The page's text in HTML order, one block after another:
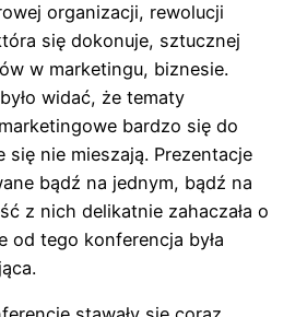
organizacji, rewolucji
się dokonuje, sztucznej
w marketingu, biznesie.
widać, że tematy
bardzo się do
się nie mieszają. Prezentacje
bądź na jednym, bądź na
z nich delikatnie zahaczała o
od tego konferencja była